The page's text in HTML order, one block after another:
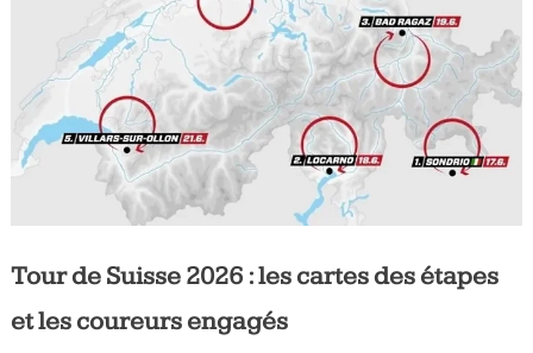
Tour de Suisse 2026 : les cartes des étapes
et les coureurs engagés